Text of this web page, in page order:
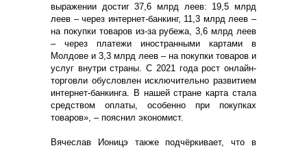
выражении достиг 37,6 млрд леев: 19,5 млрд
леев – через интернет-банкинг, 11,3 млрд леев –
на покупки товаров из-за рубежа, 3,6 млрд леев
– через платежи иностранными картами в
Молдове и 3,3 млрд леев – на покупки товаров и
услуг внутри страны. С 2021 года рост онлайн-
торговли обусловлен исключительно развитием
интернет-банкинга. В нашей стране карта стала
средством оплаты, особенно при покупках
товаров», – пояснил экономист.
Вячеслав Ионицэ также подчёркивает, что в